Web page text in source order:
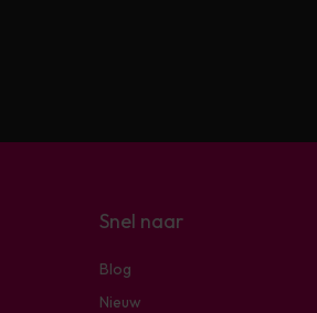
Snel naar
Blog
Nieuw